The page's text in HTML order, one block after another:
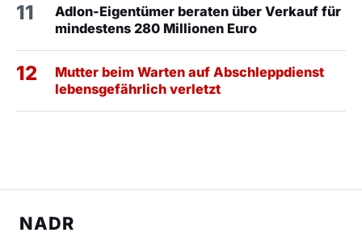
11
Adlon-Eigentümer beraten über Verkauf für
mindestens 280 Millionen Euro
12
Mutter beim Warten auf Abschleppdienst
lebensgefährlich verletzt
NADR